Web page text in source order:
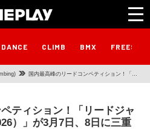
DANCE CLIMB BMX
国内最高峰のリードコンペティション！「リ
月7日、8日に三重県伊賀市で開催！
ティション！「リードジャ
）」が3月7日、8日に三重